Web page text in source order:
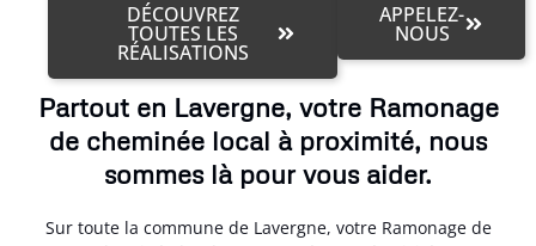
DÉCOUVREZ
TOUTES LES
RÉALISATIONS
APPELEZ-
NOUS
Partout en Lavergne, votre Ramonage
de cheminée local à proximité, nous
sommes là pour vous aider.
Sur toute la commune de Lavergne, votre Ramonage de